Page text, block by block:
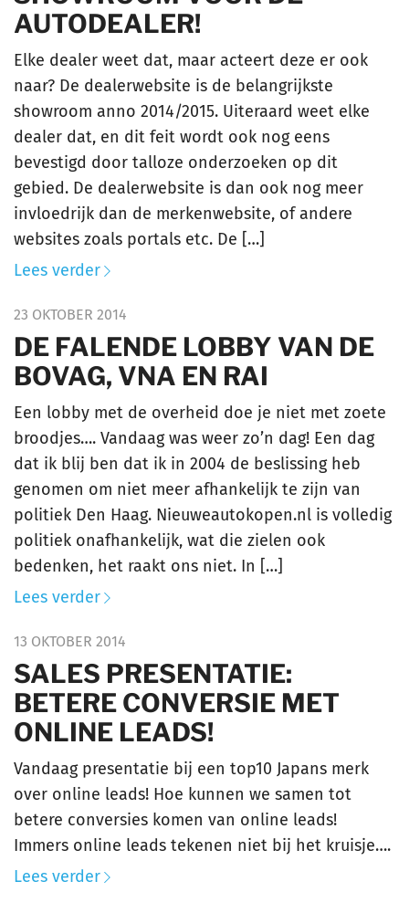
AUTODEALER!
Elke dealer weet dat, maar acteert deze er ook
naar? De dealerwebsite is de belangrijkste
showroom anno 2014/2015. Uiteraard weet elke
dealer dat, en dit feit wordt ook nog eens
bevestigd door talloze onderzoeken op dit
gebied. De dealerwebsite is dan ook nog meer
invloedrijk dan de merkenwebsite, of andere
websites zoals portals etc. De […]
Lees verder
23 OKTOBER 2014
DE FALENDE LOBBY VAN DE
BOVAG, VNA EN RAI
Een lobby met de overheid doe je niet met zoete
broodjes…. Vandaag was weer zo’n dag! Een dag
dat ik blij ben dat ik in 2004 de beslissing heb
genomen om niet meer afhankelijk te zijn van
politiek Den Haag. Nieuweautokopen.nl is volledig
politiek onafhankelijk, wat die zielen ook
bedenken, het raakt ons niet. In […]
Lees verder
13 OKTOBER 2014
SALES PRESENTATIE:
BETERE CONVERSIE MET
ONLINE LEADS!
Vandaag presentatie bij een top10 Japans merk
over online leads! Hoe kunnen we samen tot
betere conversies komen van online leads!
Immers online leads tekenen niet bij het kruisje….
Lees verder